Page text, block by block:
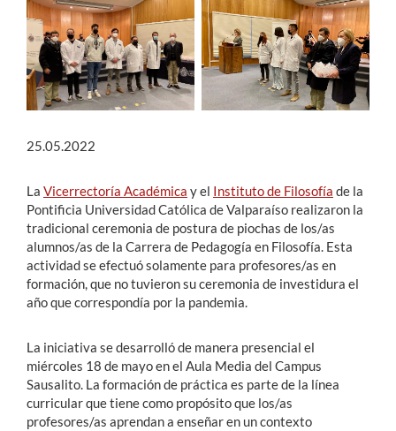
English
25.05.2022
La Vicerrectoría Académica y el Instituto de Filosofía de la
Pontificia Universidad Católica de Valparaíso realizaron la
tradicional ceremonia de postura de piochas de los/as
alumnos/as de la Carrera de Pedagogía en Filosofía. Esta
actividad se efectuó solamente para profesores/as en
formación, que no tuvieron su ceremonia de investidura el
año que correspondía por la pandemia.
La iniciativa se desarrolló de manera presencial el
miércoles 18 de mayo en el Aula Media del Campus
Sausalito. La formación de práctica es parte de la línea
curricular que tiene como propósito que los/as
profesores/as aprendan a enseñar en un contexto